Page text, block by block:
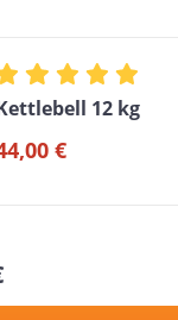
12 kg
€